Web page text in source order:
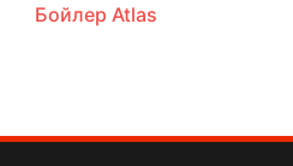
Бойлер Atlas